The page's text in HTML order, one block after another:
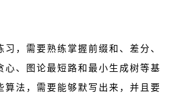
习，需要熟练掌握前缀和、差分、
心、图论最短路和最小生成树等基
算法，需要能够默写出来，并且要